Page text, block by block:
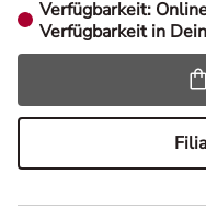
Verfügbarkeit:
Verfügbarkeit in